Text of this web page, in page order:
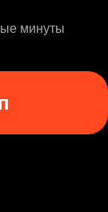
минуты